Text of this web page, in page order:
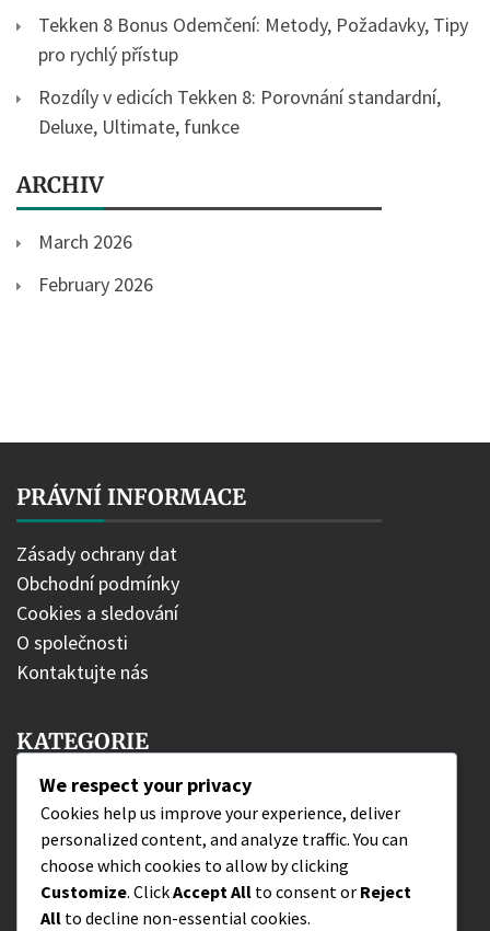
Tekken 8 Bonus Odemčení: Metody, Požadavky, Tipy
pro rychlý přístup
Rozdíly v edicích Tekken 8: Porovnání standardní,
Deluxe, Ultimate, funkce
ARCHIV
March 2026
February 2026
PRÁVNÍ INFORMACE
Zásady ochrany dat
Obchodní podmínky
Cookies a sledování
O společnosti
Kontaktujte nás
KATEGORIE
Bonusy edice
Nároky na DLC bojovníka
Výměna kódu peněženky
We respect your privacy
Cookies help us improve your experience, deliver
personalized content, and analyze traffic. You can
choose which cookies to allow by clicking
Customize. ClickAccept All to consent or Reject
All to decline non-essential cookies.